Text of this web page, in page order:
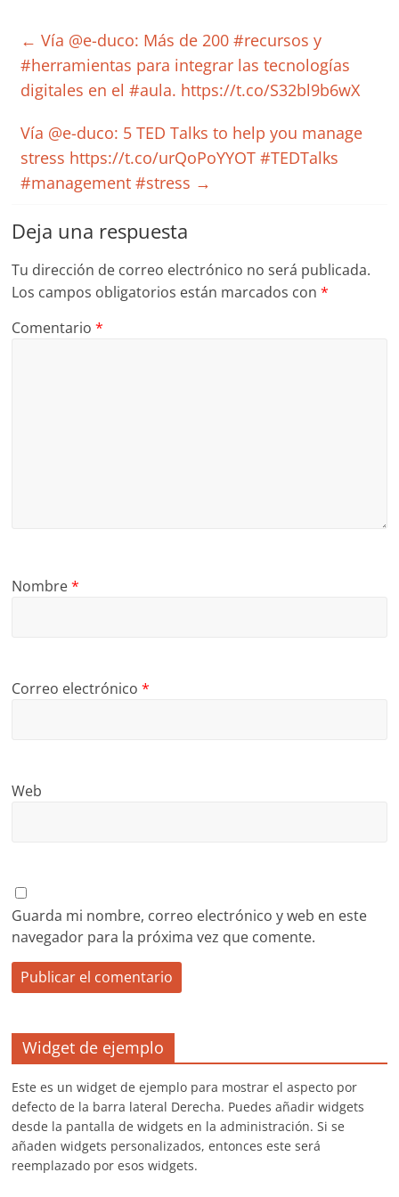
← Vía @e-duco: Más de 200 #recursos y
#herramientas para integrar las tecnologías
digitales en el #aula. https://t.co/S32bl9b6wX
Vía @e-duco: 5 TED Talks to help you manage
stress https://t.co/urQoPoYYOT #TEDTalks
#management #stress →
Deja una respuesta
Tu dirección de correo electrónico no será publicada.
Los campos obligatorios están marcados con*
Comentario*
Nombre*
Correo electrónico*
Web
Guarda mi nombre, correo electrónico y web en este
navegador para la próxima vez que comente.
Widget de ejemplo
Este es un widget de ejemplo para mostrar el aspecto por
defecto de la barra lateral Derecha. Puedes añadir widgets
desde la pantalla de widgets en la administración. Si se
añaden widgets personalizados, entonces este será
reemplazado por esos widgets.